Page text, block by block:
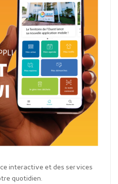
interactive et des services
quotidien.